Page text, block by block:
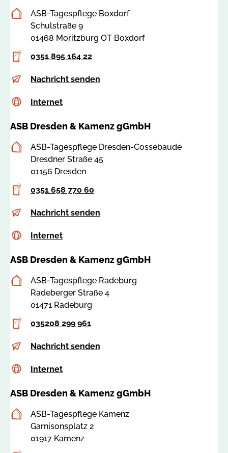
Postanschrift
ASB-Tagespflege Boxdorf
Schulstraße 9
01468 Moritzburg OT Boxdorf
Telefon
0351 895 164 22
t
-
o
d
o
r
f
a
b
d
e
s
d
e
-
a
e
n
z
Nachricht senden
Internet
c
s
:
7
8
5
0
Internet
ASB Dresden & Kamenz gGmbH
Postanschrift
ASB-Tagespflege Dresden-Cossebaude
Dresdner Straße 45
01156 Dresden
Telefon
0351 658 770 60
t
-
o
s
e
b
a
d
@
s
-
d
r
Nachricht senden
Internet
c
s
:
7
8
5
1
Internet
ASB Dresden & Kamenz gGmbH
Postanschrift
ASB-Tagespflege Radeburg
Radeberger Straße 4
01471 Radeburg
Telefon
035208 299 961
t
-
a
e
b
u
Nachricht senden
Internet
c
s
:
7
8
Internet
ASB Dresden & Kamenz gGmbH
Postanschrift
ASB-Tagespflege Kamenz
Garnisonsplatz 2
01917 Kamenz